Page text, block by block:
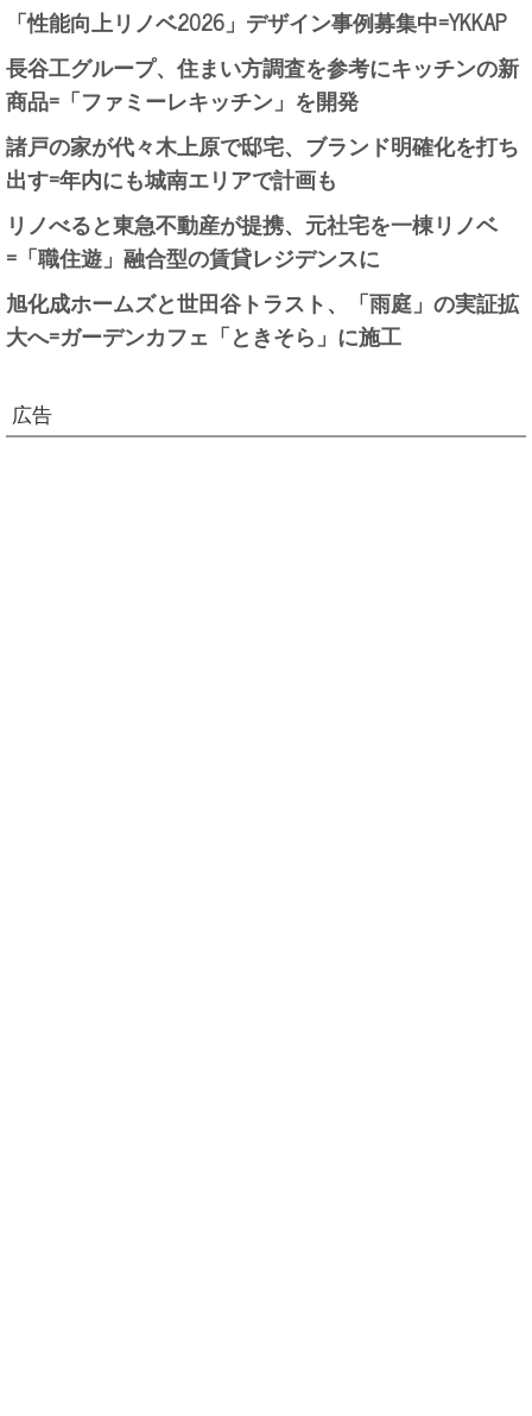
「性能向上リノベ2026」デザイン事例募集中=YKKAP
長谷工グループ、住まい方調査を参考にキッチンの新
商品=「ファミーレキッチン」を開発
諸戸の家が代々木上原で邸宅、ブランド明確化を打ち
出す=年内にも城南エリアで計画も
リノべると東急不動産が提携、元社宅を一棟リノベ
=「職住遊」融合型の賃貸レジデンスに
旭化成ホームズと世田谷トラスト、「雨庭」の実証拡
大へ=ガーデンカフェ「ときそら」に施工
広告